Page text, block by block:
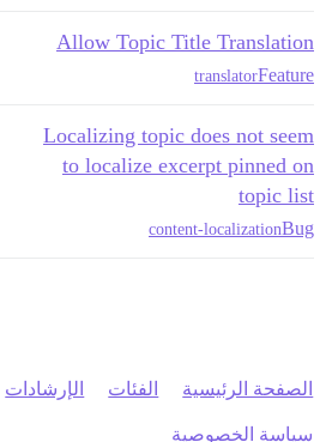
Allow Topic Title Translation
Feature
translator
Localizing topic does not seem
to localize excerpt pinned on
topic list
Bug
content-localization
الصفحة الرئيسية الفئات الإرشادات
سياسة الخصوصية